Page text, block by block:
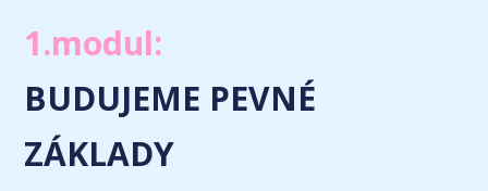
1.modul:
BUDUJEME PEVNÉ
ZÁKLADY